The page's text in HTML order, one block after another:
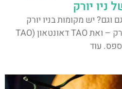
ניו יורק
יש מקומות בניו יורק
שפשוט מרגישים כמו ניו יורק – ואת TAO דאונטאון (TAO